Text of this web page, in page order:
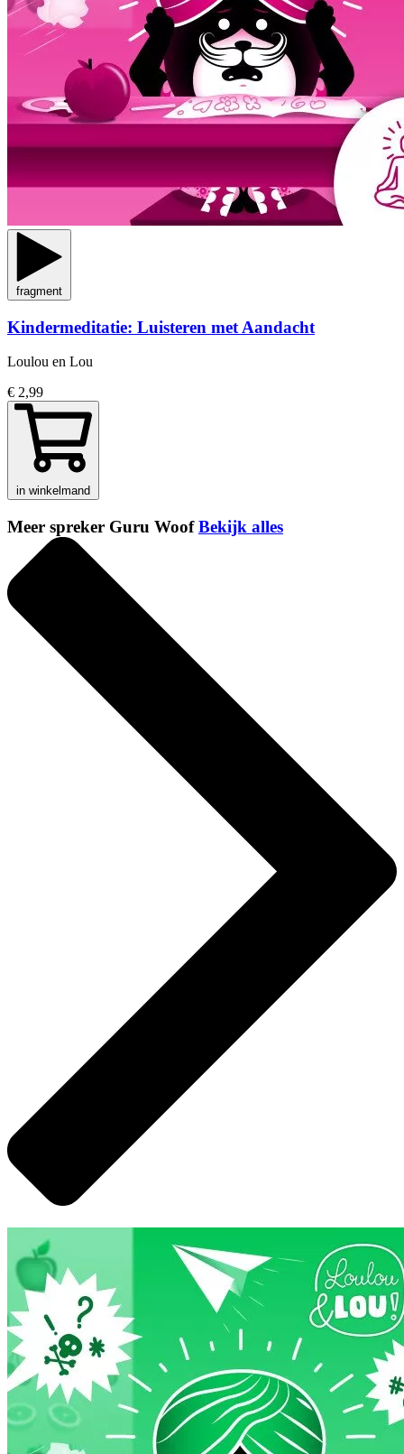
fragment
Kindermeditatie: Luisteren met Aandacht
Loulou en Lou
€ 2,99
in winkelmand
Meer spreker Guru WoofBekijk alles